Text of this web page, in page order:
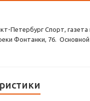
Петербург Спорт,
Фонтанки, 76.